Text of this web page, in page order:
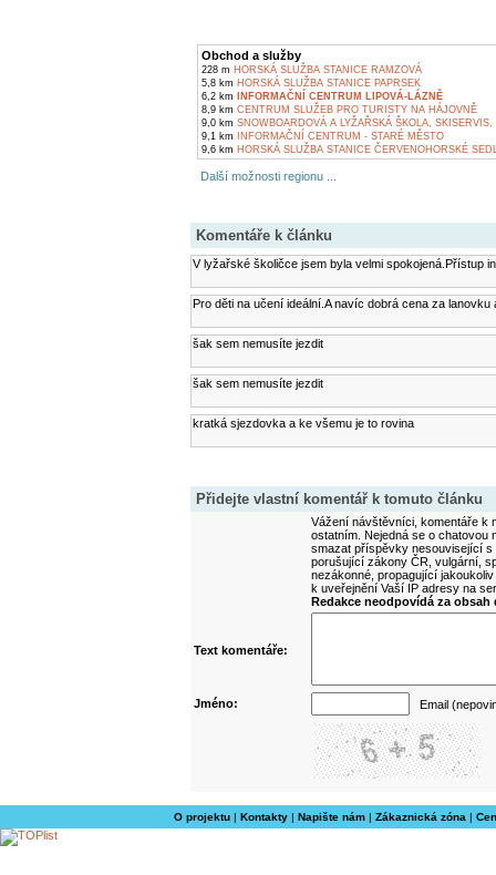
Obchod a služby
228 m HORSKÁ SLUŽBA STANICE RAMZOVÁ
5,8 km HORSKÁ SLUŽBA STANICE PAPRSEK
6,2 km
INFORMAČNÍ CENTRUM LIPOVÁ-LÁZNĚ
8,9 km CENTRUM SLUŽEB PRO TURISTY NA HÁJOVNĚ
9,0 km SNOWBOARDOVÁ A LYŽAŘSKÁ ŠKOLA,
9,1 km INFORMAČNÍ CENTRUM - STARÉ MĚSTO
9,6 km HORSKÁ SLUŽBA STANICE ČERVENOHORSKÉ
Další možnosti regionu ...
Komentáře k článku
V lyžařské školičce jsem byla velmi spokojená.Přístup
Pro děti na učení ideální.A navíc dobrá cena za lanovku
šak sem nemusíte jezdit
šak sem nemusíte jezdit
kratká sjezdovka a ke všemu je to rovina
Přidejte vlastní komentář k tomuto článku
Vážení návštěvníci, komentáře k
ostatním. Nejedná se o
smazat příspěvky nesouvisející
porušující zákony ČR, vulgární,
nezákonné, propagující
k uveřejnění Vaší IP adresy na
Redakce neodpovídá za
Text komentáře:
Jméno: Email
O projektu| Kontakty| Napište nám| Zákaznická zóna |